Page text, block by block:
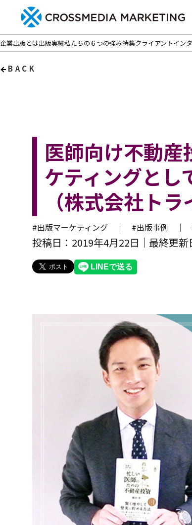
企業出版とは出版実績私たちの６つの強み特集クライアントイン
BACK
医師向け不動
ケティングとし
（株式会社ト
#出版マーケティング ｜ #出版事例 ｜
投稿日：2019年4月22日 最終更新